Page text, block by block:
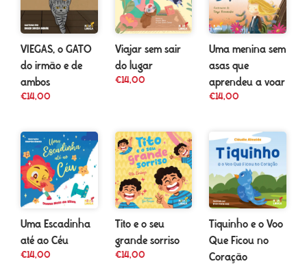
VIEGAS, o GATO
do irmão e de
ambos
€14,00
Viajar sem sair
do lugar
€14,00
Uma menina sem
asas que
aprendeu a voar
€14,00
Uma Escadinha
até ao Céu
€14,00
Tito e o seu
grande sorriso
€14,00
Tiquinho e o Voo
Que Ficou no
Coração